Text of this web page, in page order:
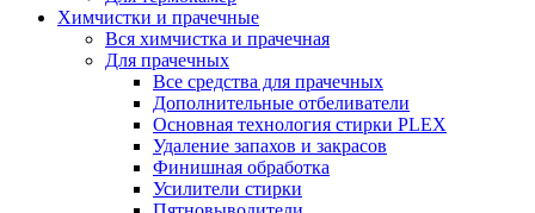
Химчистки и прачечные
Вся химчистка и прачечная
Для прачечных
Все средства для прачечных
Дополнительные отбеливатели
Основная технология стирки PLEX
Удаление запахов и закрасов
Финишная обработка
Усилители стирки